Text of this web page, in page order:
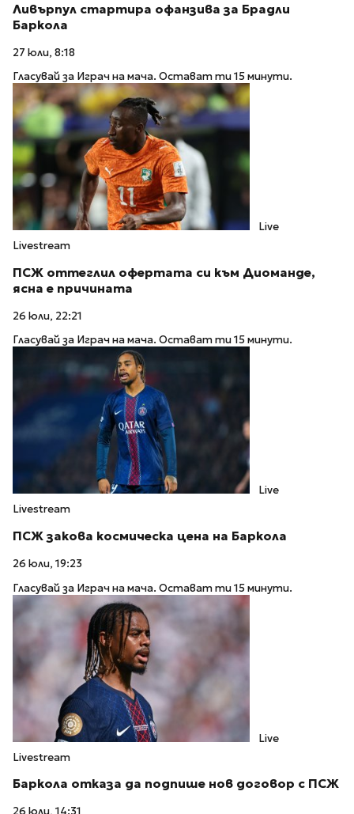
Ливърпул стартира офанзива за Брадли
Баркола
27 юли, 8:18
Гласувай за Играч на мача. Остават ти 15 минути.
Live
Livestream
ПСЖ оттеглил офертата си към Диоманде,
ясна е причината
26 юли, 22:21
Гласувай за Играч на мача. Остават ти 15 минути.
Live
Livestream
ПСЖ закова космическа цена на Баркола
26 юли, 19:23
Гласувай за Играч на мача. Остават ти 15 минути.
Live
Livestream
Баркола отказа да подпише нов договор с ПСЖ